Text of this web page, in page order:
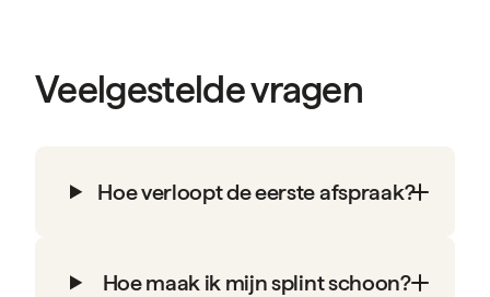
Veelgestelde vragen
Hoe verloopt de eerste afspraak?
Hoe maak ik mijn splint schoon?